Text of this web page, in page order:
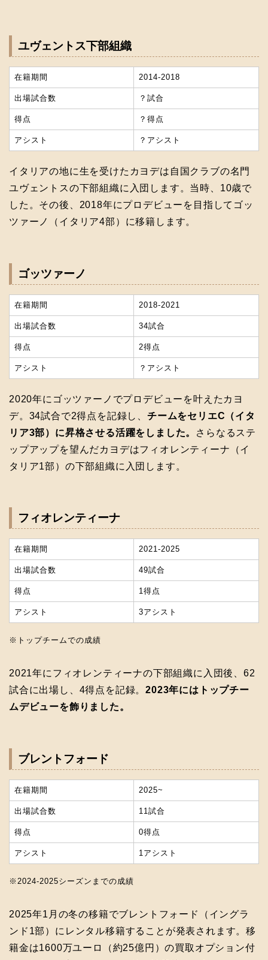
ユヴェントス下部組織
在籍期間 2014-2018
出場試合数 ？試合
得点 ？得点
アシスト ？アシスト
イタリアの地に生を受けたカヨデは自国クラブの名門
ユヴェントスの下部組織に入団します。当時、10歳で
した。その後、2018年にプロデビューを目指してゴッ
ツァーノ（イタリア4部）に移籍します。
ゴッツァーノ
在籍期間 2018‐2021
出場試合数 34試合
得点 2得点
アシスト ？アシスト
2020年にゴッツァーノでプロデビューを叶えたカヨ
デ。34試合で2得点を記録し、 チームをセリエC（イタ
リア3部）に昇格させる活躍をしました。
さらなるステ
ップアップを望んだカヨデはフィオレンティーナ（イ
タリア1部）の下部組織に入団します。
フィオレンティーナ
在籍期間 2021-2025
出場試合数 49試合
得点 1得点
アシスト 3アシスト
※トップチームでの成績
2021年にフィオレンティーナの下部組織に入団後、62
試合に出場し、4得点を記録。2023年にはトップチー
ムデビューを飾りました。
ブレントフォード
在籍期間 2025~
出場試合数 11試合
得点 0得点
アシスト 1アシスト
※2024-2025シーズンまでの成績
2025年1月の冬の移籍でブレントフォード（イングラ
ンド1部）にレンタル移籍することが発表されます。移
籍金は1600万ユーロ（約25億円）の買取オプション付